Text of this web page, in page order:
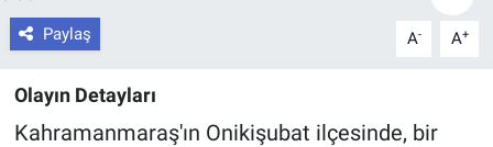
Paylaş A- A+
Olayın Detayları
Kahramanmaraş'ın Onikişubat ilçesinde, bir